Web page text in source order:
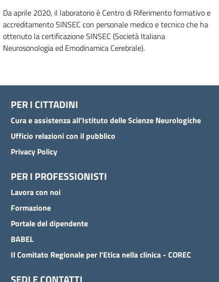
Da aprile 2020, il laboratorio è Centro di Riferimento formativo e
accreditamento SINSEC con personale medico e tecnico che ha
ottenuto la certificazione SINSEC (Società Italiana
Neurosonologia ed Emodinamica Cerebrale).
PER I CITTADINI
Cura e assistenza all'Istituto delle Scienze Neurologiche
Ufficio relazioni con il pubblico
Privacy Policy
PER I PROFESSIONISTI
Lavora con noi
Formazione
Portale del dipendente
BABEL
Il Comitato Regionale per l'Etica nella clinica - COREC